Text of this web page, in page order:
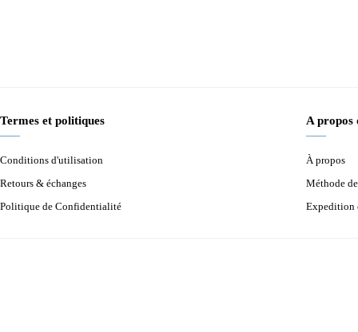
Termes et politiques
Conditions d'utilisation
Retours & échanges
Politique de Confidentialité
A propos
À propos
Méthode
Expedition